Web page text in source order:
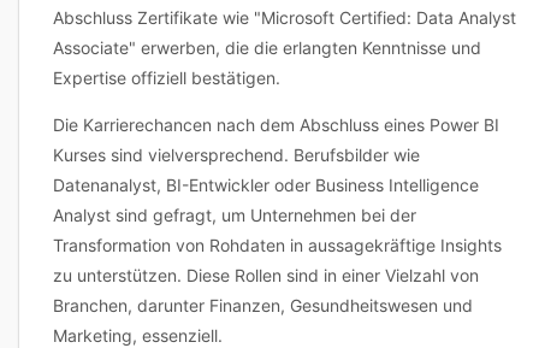
Abschluss Zertifikate wie "Microsoft Certified: Data Analyst
Associate" erwerben, die die erlangten Kenntnisse und
Expertise offiziell bestätigen.
Die Karrierechancen nach dem Abschluss eines Power BI
Kurses sind vielversprechend. Berufsbilder wie
Datenanalyst, BI-Entwickler oder Business Intelligence
Analyst sind gefragt, um Unternehmen bei der
Transformation von Rohdaten in aussagekräftige Insights
zu unterstützen. Diese Rollen sind in einer Vielzahl von
Branchen, darunter Finanzen, Gesundheitswesen und
Marketing, essenziell.